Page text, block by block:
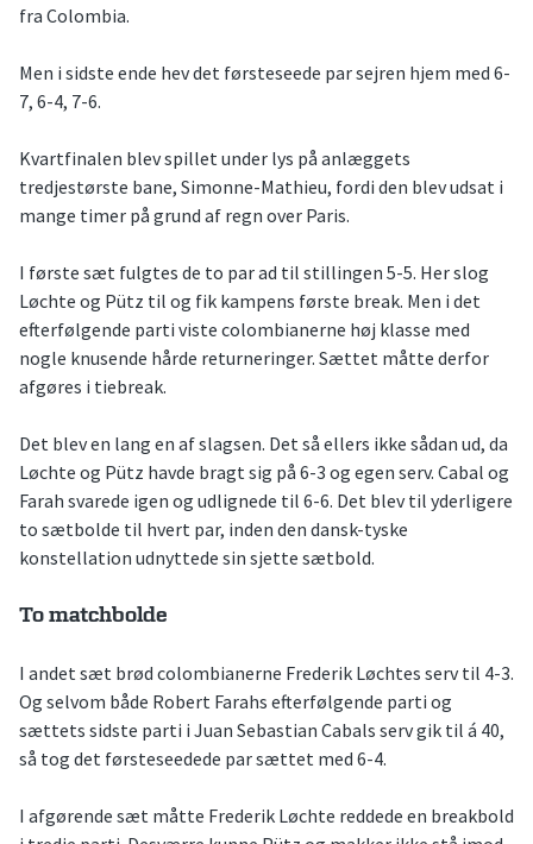
fra Colombia.
Men i sidste ende hev det førsteseede par sejren hjem med 6-
7, 6-4, 7-6.
Kvartfinalen blev spillet under lys på anlæggets
tredjestørste bane, Simonne-Mathieu, fordi den blev udsat i
mange timer på grund af regn over Paris.
I første sæt fulgtes de to par ad til stillingen 5-5. Her slog
Løchte og Pütz til og fik kampens første break. Men i det
efterfølgende parti viste colombianerne høj klasse med
nogle knusende hårde returneringer. Sættet måtte derfor
afgøres i tiebreak.
Det blev en lang en af slagsen. Det så ellers ikke sådan ud, da
Løchte og Pütz havde bragt sig på 6-3 og egen serv. Cabal og
Farah svarede igen og udlignede til 6-6. Det blev til yderligere
to sætbolde til hvert par, inden den dansk-tyske
konstellation udnyttede sin sjette sætbold.
To matchbolde
I andet sæt brød colombianerne Frederik Løchtes serv til 4-3.
Og selvom både Robert Farahs efterfølgende parti og
sættets sidste parti i Juan Sebastian Cabals serv gik til á 40,
så tog det førsteseedede par sættet med 6-4.
I afgørende sæt måtte Frederik Løchte reddede en breakbold